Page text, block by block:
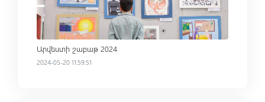
Արվեստի շաբաթ 2024
2024-05-20 11:59:51